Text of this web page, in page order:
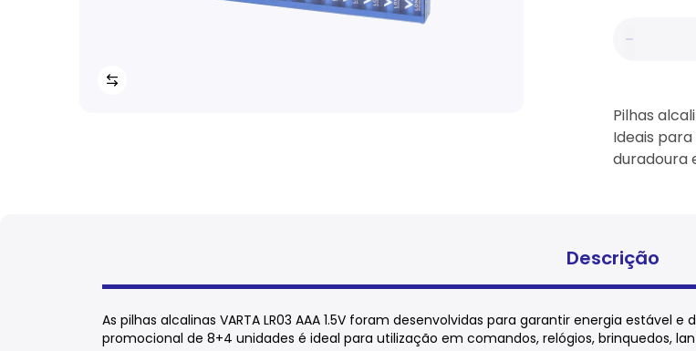
Pilhas
Ideais
duradoura
Descrição
As pilhas alcalinas VARTA LR03 AAA 1.5V foram desenvolvidas para garantir energia
promocional de 8+4 unidades é ideal para utilização em comandos, relógios, brinquedos,